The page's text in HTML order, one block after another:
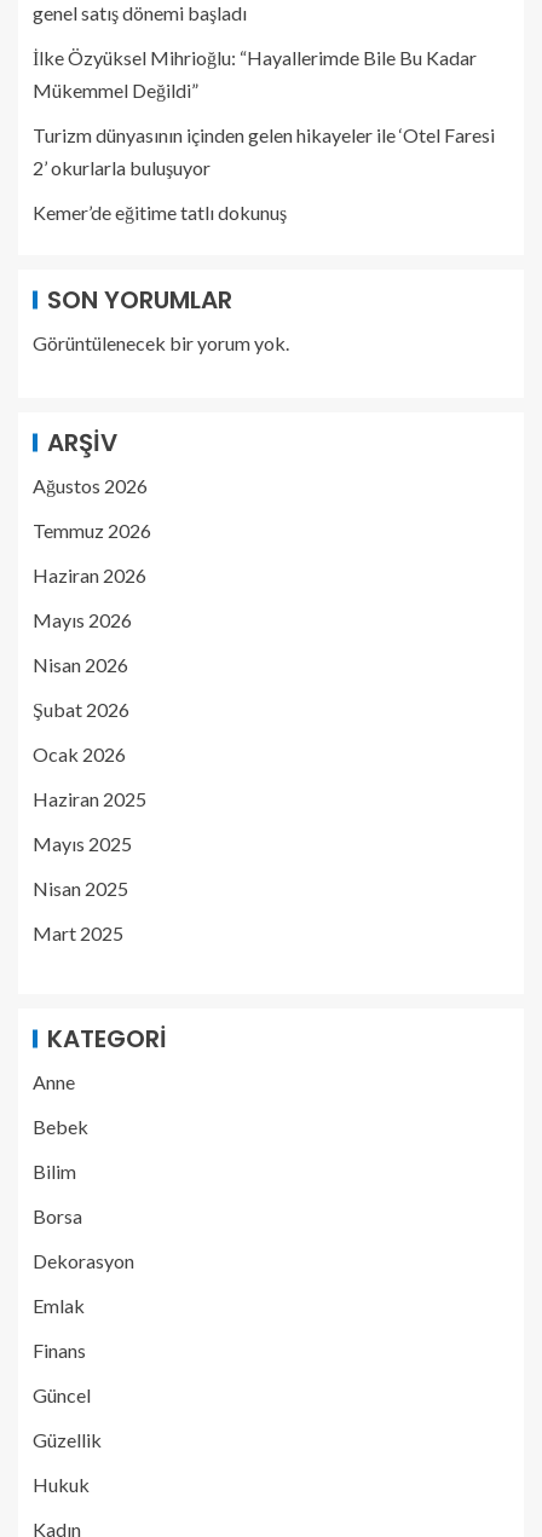
genel satış dönemi başladı
İlke Özyüksel Mihrioğlu: “Hayallerimde Bile Bu Kadar
Mükemmel Değildi”
Turizm dünyasının içinden gelen hikayeler ile ‘Otel Faresi
2’ okurlarla buluşuyor
Kemer’de eğitime tatlı dokunuş
SON YORUMLAR
Görüntülenecek bir yorum yok.
ARŞIV
Ağustos 2026
Temmuz 2026
Haziran 2026
Mayıs 2026
Nisan 2026
Şubat 2026
Ocak 2026
Haziran 2025
Mayıs 2025
Nisan 2025
Mart 2025
KATEGORI
Anne
Bebek
Bilim
Borsa
Dekorasyon
Emlak
Finans
Güncel
Güzellik
Hukuk
Kadın